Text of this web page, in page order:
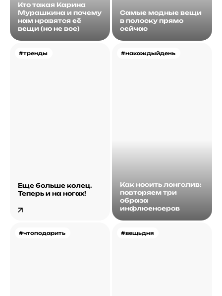
Кто такая Карина
Мурашкина и почему
нам нравятся её
вещи (но не все)
Самые модные вещи
в полоску прямо
сейчас
#тренды
Еще больше колец.
Теперь и на ногах!
#накаждыйдень
Как носить лонгслив:
повторяем три
образа
инфлюенсеров
#чтоподарить #вещьдня